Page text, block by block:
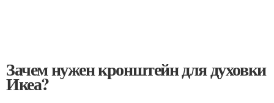
Зачем нужен кронштейн для духовки
Икеа?